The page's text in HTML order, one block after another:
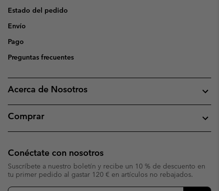
Estado del pedido
Envío
Pago
Preguntas frecuentes
Acerca de Nosotros
Comprar
Conéctate con nosotros
Suscríbete a nuestro boletín y recibe un 10 % de descuento en
tu primer pedido al gastar 120 € en artículos no rebajados.